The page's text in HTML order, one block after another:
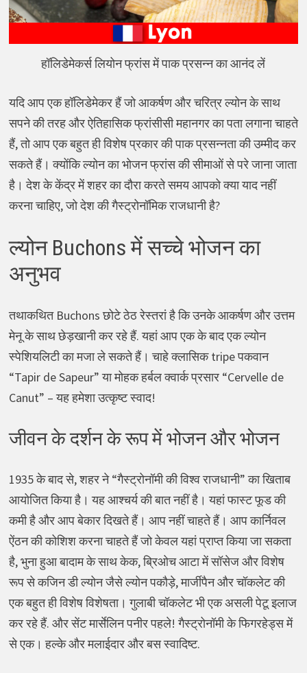
हॉलिडेमेकर्स लियोन फ्रांस में पाक प्रसन्न का आनंद लें
यदि आप एक हॉलिडेमेकर हैं जो आकर्षण और चरित्र ल्योन के साथ
सपने की तरह और ऐतिहासिक फ्रांसीसी महानगर का पता लगाना चाहते
हैं, तो आप एक बहुत ही विशेष प्रकार की पाक प्रसन्नता की उम्मीद कर
सकते हैं। क्योंकि ल्योन का भोजन फ्रांस की सीमाओं से परे जाना जाता
है। देश के केंद्र में शहर का दौरा करते समय आपको क्या याद नहीं
करना चाहिए, जो देश की गैस्ट्रोनॉमिक राजधानी है?
ल्योन Buchons में सच्चे भोजन का
अनुभव
तथाकथित Buchons छोटे ठेठ रेस्तरां है कि उनके आकर्षण और उत्तम
मेनू के साथ छेड़खानी कर रहे हैं. यहां आप एक के बाद एक ल्योन
स्पेशियलिटी का मजा ले सकते हैं। चाहे क्लासिक tripe पकवान
“Tapir de Sapeur” या मोहक हर्बल क्वार्क प्रसार “Cervelle de
Canut” – यह हमेशा उत्कृष्ट स्वाद!
जीवन के दर्शन के रूप में भोजन और भोजन
1935 के बाद से, शहर ने “गैस्ट्रोनॉमी की विश्व राजधानी” का खिताब
आयोजित किया है। यह आश्चर्य की बात नहीं है। यहां फास्ट फूड की
कमी है और आप बेकार दिखते हैं। आप नहीं चाहते हैं। आप कार्निवल
ऐंठन की कोशिश करना चाहते हैं जो केवल यहां प्राप्त किया जा सकता
है, भुना हुआ बादाम के साथ केक, ब्रिओच आटा में सॉसेज और विशेष
रूप से कजिन डी ल्योन जैसे ल्योन पकौड़े, मार्जीपैन और चॉकलेट की
एक बहुत ही विशेष विशेषता। गुलाबी चॉकलेट भी एक असली पेटू इलाज
कर रहे हैं. और सेंट मार्सेलिन पनीर पहले! गैस्ट्रोनॉमी के फिगरहेड्स में
से एक। हल्के और मलाईदार और बस स्वादिष्ट.